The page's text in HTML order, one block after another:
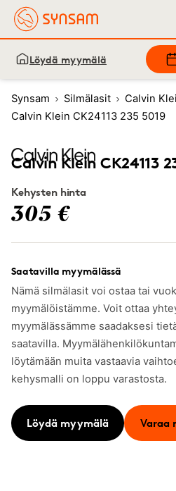
Löydä myymälä
Synsam Silmälasit
Calvin
Calvin Klein CK24113 235 5019
Calvin Klein CK24113
Kehysten hinta
305 €
Saatavilla myymälässä
Nämä silmälasit voi ostaa tai
myymälöistämme. Voit ottaa
myymälässämme saadaksesi
saatavilla.
löytämään muita vastaavia
kehysmalli on loppu varastosta.
Löydä myymälä Varaa